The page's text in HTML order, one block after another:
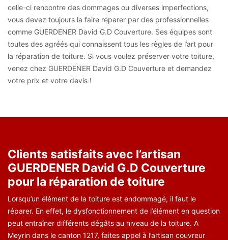
celle-ci rencontre des dommages ou diverses imperfections,
vous devez toujours la faire réparer par des professionnelles
comme GUERDENER David G.D Couverture. Ses équipes sont
toutes des agréés qui connaissent tous les règles de l’art pour
la réparation de toiture. Si vous voulez préserver votre toiture,
venez chez GUERDENER David G.D Couverture et demandez
votre prix et votre devis !
Clients satisfaits avec l’artisan
GUERDENER David G.D Couverture
pour la réparation de toiture
Lorsqu’un élément de la toiture est endommagé, il faut le
réparer. En effet, le dysfonctionnement de l’élément en question
peut entraîner différents dégâts au niveau de la toiture. A
Meyrin dans le canton 1217, faites appel à l’artisan couvreur